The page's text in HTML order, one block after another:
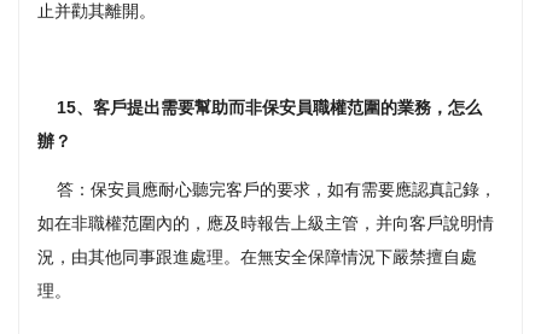
止并勸其離開。
15、客戶提出需要幫助而非保安員職權范圍的業務，怎么
辦？
答：保安員應耐心聽完客戶的要求，如有需要應認真記錄，
如在非職權范圍內的，應及時報告上級主管，并向客戶說明情
況，由其他同事跟進處理。在無安全保障情況下嚴禁擅自處
理。